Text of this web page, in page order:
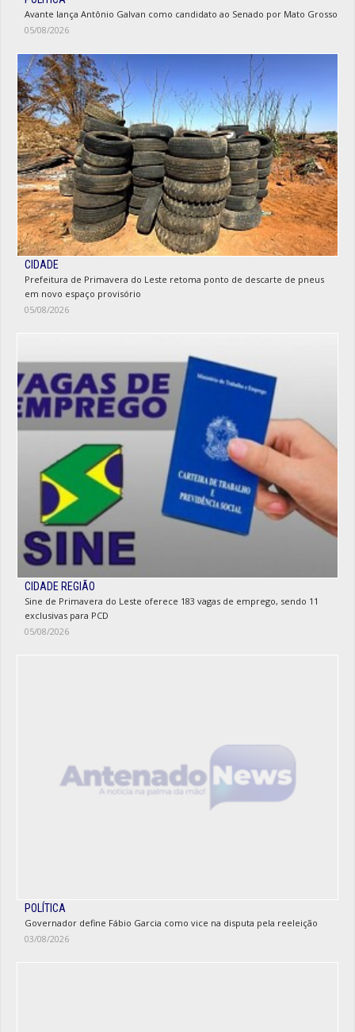
Avante lança Antônio Galvan como candidato ao Senado por Mato Grosso
05/08/2026
CIDADE
Prefeitura de Primavera do Leste retoma ponto de descarte de pneus
em novo espaço provisório
05/08/2026
CIDADE REGIÃO
Sine de Primavera do Leste oferece 183 vagas de emprego, sendo 11
exclusivas para PCD
05/08/2026
POLÍTICA
Governador define Fábio Garcia como vice na disputa pela reeleição
03/08/2026